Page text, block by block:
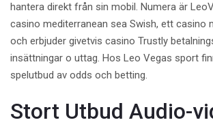
hantera direkt från sin mobil. Numera är
casino mediterranean sea Swish, ett casino
och erbjuder givetvis casino Trustly
insättningar o uttag. Hos Leo Vegas sport
spelutbud av odds och betting.
Stort Utbud Audio-